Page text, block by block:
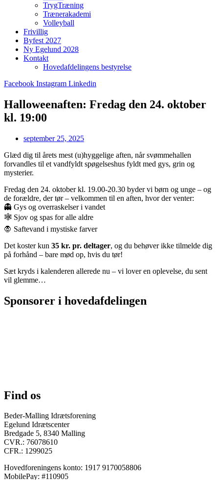
TrygTræning
Trænerakademi
Volleyball
Frivillig
Byfest 2027
Ny Egelund 2028
Kontakt
Hovedafdelingens bestyrelse
Facebook Instagram Linkedin
Halloweenaften: Fredag den 24. oktober
kl. 19:00
september 25, 2025
Glæd dig til årets mest (u)hyggelige aften, når svømmehallen
forvandles til et vandfyldt spøgelseshus fyldt med gys, grin og
mysterier.
Fredag den 24. oktober kl. 19.00-20.30 byder vi børn og unge – og
de forældre, der tør – velkommen til en aften, hvor der venter:
👻 Gys og overraskelser i vandet
🕸️ Sjov og spas for alle aldre
🧛 Saftevand i mystiske farver
Det koster kun 35 kr. pr. deltager, og du behøver ikke tilmelde dig
på forhånd – bare mød op, hvis du tør!
Sæt kryds i kalenderen allerede nu – vi lover en oplevelse, du sent
vil glemme…
Sponsorer i hovedafdelingen
Find os
Beder-Malling Idrætsforening
Egelund Idrætscenter
Bredgade 5, 8340 Malling
CVR.: 76078610
CFR.: 1299025
Hovedforeningens konto: 1917 9170058806
MobilePay: #110905